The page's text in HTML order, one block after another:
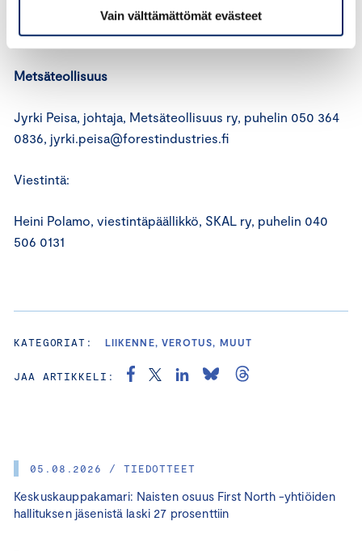
Vain välttämättömät evästeet
05.08.2026 / TIEDOTTEET
Keskuskauppakamari: Naisten osuus First North -yhtiöiden
hallituksen jäsenistä laski 27 prosenttiin
Petri Murto, johtaja, SKAL, puhelin 040 762 2140,
petri.murto@skal.fi
Metsäteollisuus
Jyrki Peisa, johtaja, Metsäteollisuus ry, puhelin 050 364
0836, jyrki.peisa@forestindustries.fi
Viestintä:
Heini Polamo, viestintäpäällikkö, SKAL ry, puhelin 040
506 0131
KATEGORIAT: LIIKENNE, VEROTUS, MUUT
JAA ARTIKKELI: